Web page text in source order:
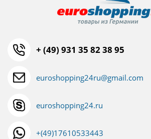
+ (49) 931 35 82 38 95
euroshopping24ru@gmail.com
euroshopping24.ru
+(49)17610533443